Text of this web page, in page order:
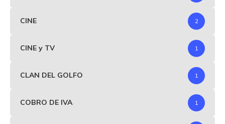
CINE 2
CINE y TV 1
CLAN DEL GOLFO 1
COBRO DE IVA 1